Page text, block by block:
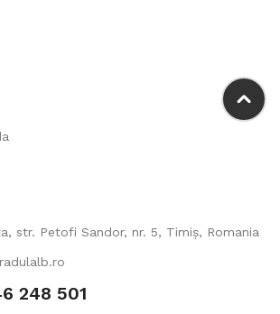
str. Petofi Sandor, nr. 5, Timiș, Romania
248 501